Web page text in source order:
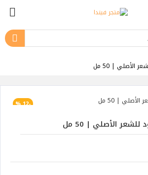
الأصلي | 50 مل
-12 %
الأصلي | 50 مل